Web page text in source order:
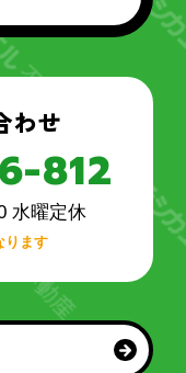
わせ
812
水曜定休
ります